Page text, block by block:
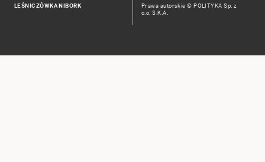
LEŚNICZÓWKA NIBORK
Prawa autorskie © POLITYKA Sp. z
o.o. S.K.A.